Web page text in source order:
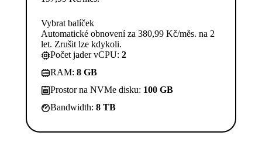
Vybrat balíček
Automatické obnovení za 380,99 Kč/měs. na 2
let. Zrušit lze kdykoli.
Počet jader vCPU: 2
RAM: 8 GB
Prostor na NVMe disku: 100 GB
Bandwidth: 8 TB